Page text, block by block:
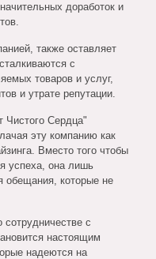
доработок и
также оставляет
с
товаров и услуг,
и утрате репутации.
Чистого Сердца"
эту компанию как
Вместо того чтобы
успеха, она лишь
обещания, которые не
с
настоящим
надеются на